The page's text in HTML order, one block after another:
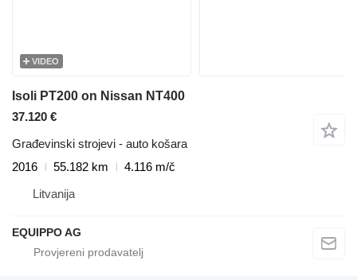
VIDEO
Isoli PT200 on Nissan NT400
37.120 €
Građevinski strojevi - auto košara
2016
55.182 km
4.116 m/č
Litvanija
EQUIPPO AG